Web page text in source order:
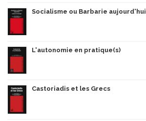
Socialisme ou Barbarie aujourd'hui
L'autonomie en pratique(s)
Castoriadis et les Grecs